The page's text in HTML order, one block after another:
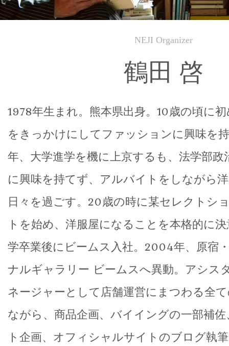
NEJI Organizer
鶴田 啓
1978年生まれ。熊本県出身。10歳の頃に
をきっかけにしてファッションに興味を
年、大学進学を機に上京するも、法学部
に興味を持てず、アルバイトをしながら
日々を過ごす。20歳の時に某セレクトシ
トを始め、洋服屋になることを本格的に
学卒業後にビームス入社。2004年、原宿
ナルギャラリー ビームスへ異動。アシス
ネージャーとして店舗運営にまつわる全
ながら、商品企画、バイイングの一部補
ト企画、オフィシャルサイトのブログ執